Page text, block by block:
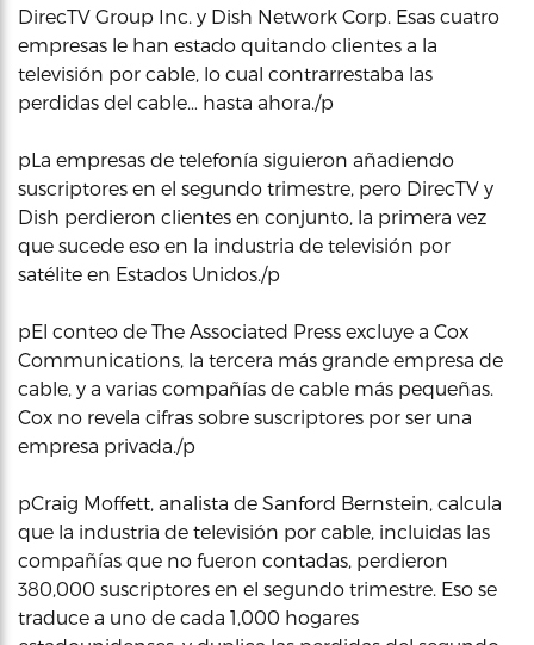
DirecTV Group Inc. y Dish Network Corp. Esas cuatro
empresas le han estado quitando clientes a la
televisión por cable, lo cual contrarrestaba las
perdidas del cable… hasta ahora./p
pLa empresas de telefonía siguieron añadiendo
suscriptores en el segundo trimestre, pero DirecTV y
Dish perdieron clientes en conjunto, la primera vez
que sucede eso en la industria de televisión por
satélite en Estados Unidos./p
pEl conteo de The Associated Press excluye a Cox
Communications, la tercera más grande empresa de
cable, y a varias compañías de cable más pequeñas.
Cox no revela cifras sobre suscriptores por ser una
empresa privada./p
pCraig Moffett, analista de Sanford Bernstein, calcula
que la industria de televisión por cable, incluidas las
compañías que no fueron contadas, perdieron
380,000 suscriptores en el segundo trimestre. Eso se
traduce a uno de cada 1,000 hogares